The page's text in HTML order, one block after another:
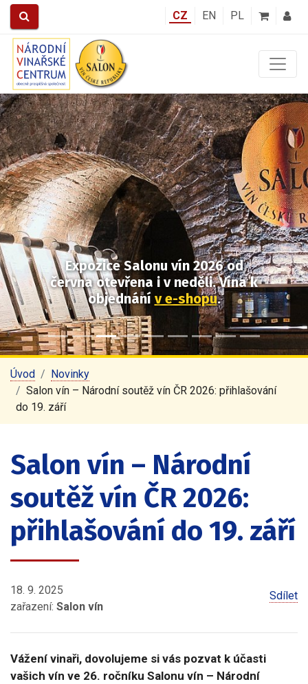
CZ EN PL
Expozice Salonu vín 2026od
června otevřena i v neděli.Vína k
objednání v e-shopu.
Předchozí Další
Úvod
Novinky
Salon vín – Národní soutěž vín ČR 2026: přihlašování
do 19. září
Salon vín – Národní
soutěž vín ČR 2026:
přihlašování do 19. září
18. 9. 2025
zařazení: Salon vín
Sdílet
Vážení vinaři, dovolujeme si vás pozvat k účasti
vašich vín ve 26. ročníku Salonu vín – Národní